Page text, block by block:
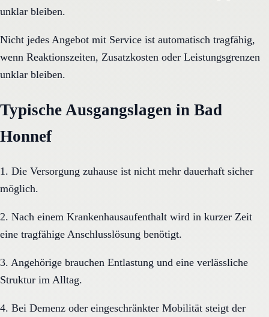
unklar bleiben.
Nicht jedes Angebot mit Service ist automatisch tragfähig,
wenn Reaktionszeiten, Zusatzkosten oder Leistungsgrenzen
unklar bleiben.
Typische Ausgangslagen in Bad
Honnef
1. Die Versorgung zuhause ist nicht mehr dauerhaft sicher
möglich.
2. Nach einem Krankenhausaufenthalt wird in kurzer Zeit
eine tragfähige Anschlusslösung benötigt.
3. Angehörige brauchen Entlastung und eine verlässliche
Struktur im Alltag.
4. Bei Demenz oder eingeschränkter Mobilität steigt der